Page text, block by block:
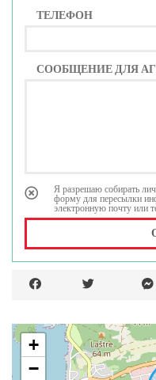
ТЕЛЕФОН
СООБЩЕНИЕ ДЛЯ
Я разрешаю собирать
форму для пересылки
электронную почту или
+
−